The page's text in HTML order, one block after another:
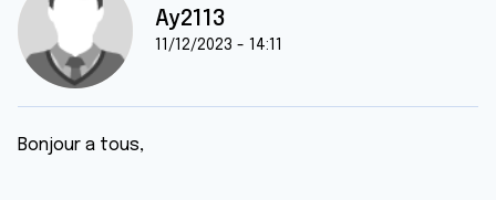
Ay2113
11/12/2023 - 14:11
Bonjour a tous,